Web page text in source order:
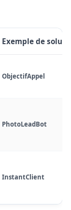
Exemple de
ObjectifAppel
PhotoLeadBot
InstantClient